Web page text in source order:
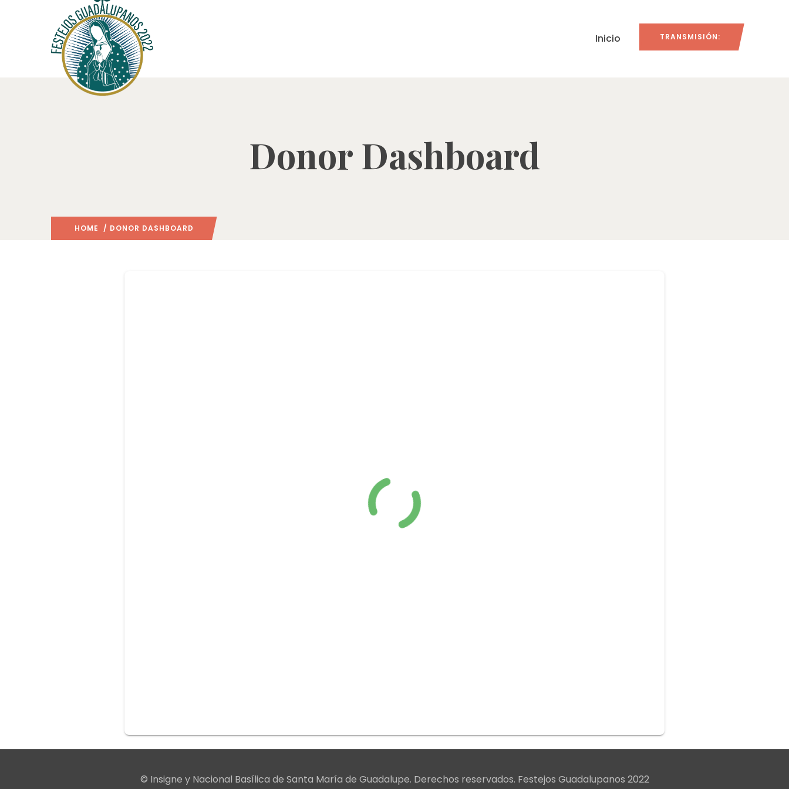
Inicio TRANSMISIÓN:
Donor Dashboard
HOME / DONOR DASHBOARD
© Insigne y Nacional Basílica de Santa María de Guadalupe. Derechos reservados. Festejos Guadalupanos 2022